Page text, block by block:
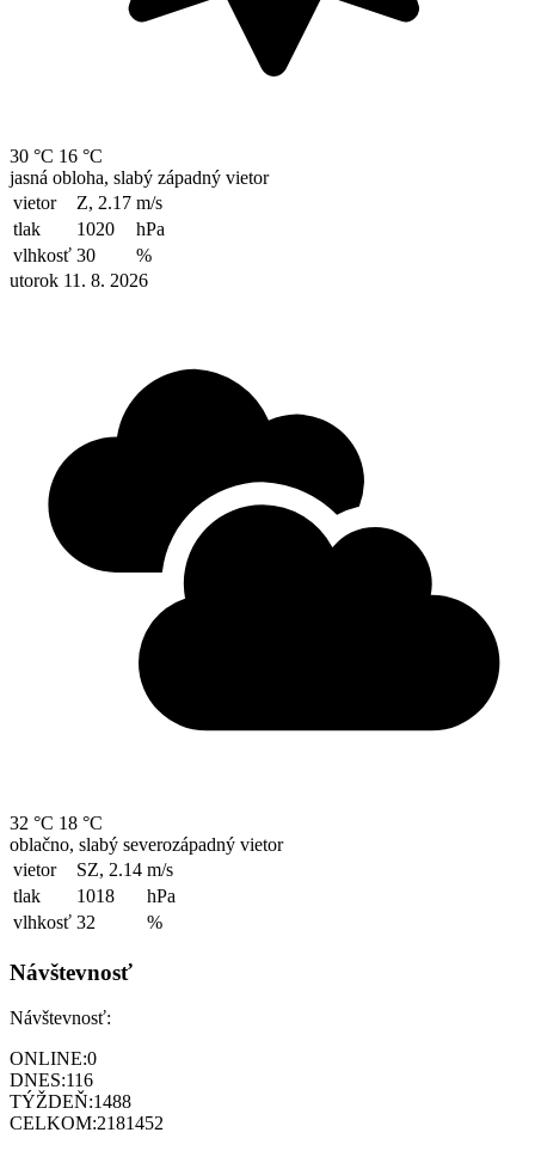
30 °C 16 °C
jasná obloha, slabý západný vietor
vietor
Z, 2.17 m/s
tlak
1020
hPa
vlhkosť 30
%
utorok 11. 8. 2026
32 °C 18 °C
oblačno, slabý severozápadný vietor
vietor
SZ, 2.14 m/s
tlak
1018
hPa
vlhkosť 32 %
Návštevnosť
Návštevnosť:
ONLINE:0
DNES:116
TÝŽDEŇ:1488
CELKOM:2181452